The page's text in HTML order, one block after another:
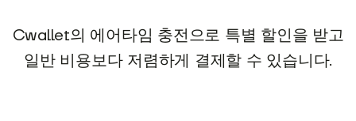
Cwallet의 에어타임 충전으로 특별 할인을 받고
일반 비용보다 저렴하게 결제할 수 있습니다.